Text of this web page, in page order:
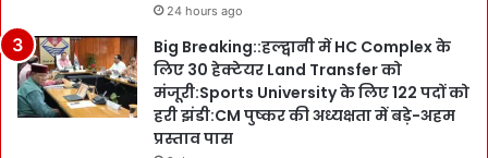
24 hours ago
Big Breaking::हल्द्वानी में HC Complex के
लिए 30 हेक्टेयर Land Transfer को
मंजूरी:Sports University के लिए 122 पदों को
हरी झंडी:CM पुष्कर की अध्यक्षता में बड़े-अहम
प्रस्ताव पास